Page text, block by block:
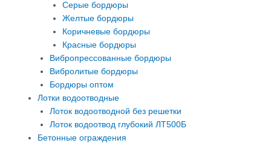
Серые бордюры
Желтые бордюры
Коричневые бордюры
Красные бордюры
Вибропрессованные бордюры
Вибролитые бордюры
Бордюры оптом
Лотки водоотводные
Лоток водоотводной без решетки
Лоток водоотвод глубокий ЛТ500Б
Бетонные ограждения